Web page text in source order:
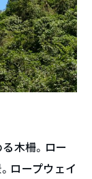
木柵。ロー
ロープウェイ